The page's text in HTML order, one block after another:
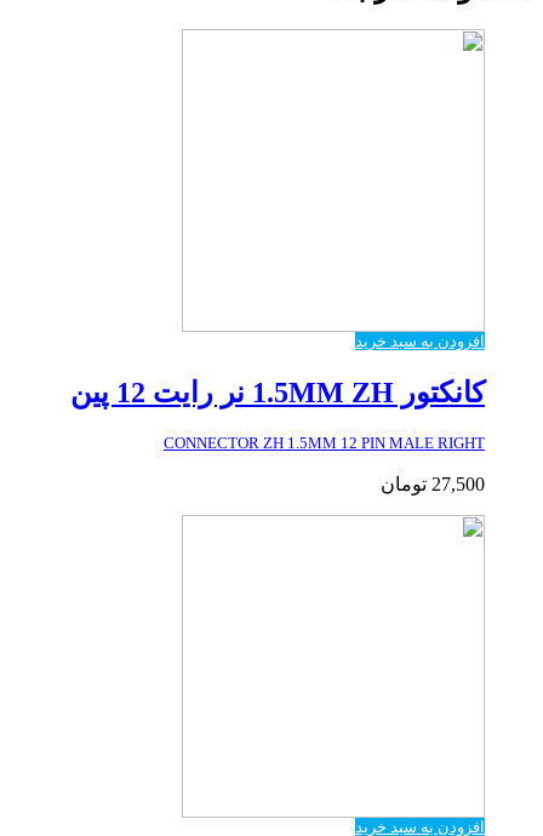
افزودن به سبد خرید
کانکتور 1.5MM ZH نر رایت 12 پین
CONNECTOR ZH 1.5MM 12 PIN MALE RIGHT
27,500 تومان
افزودن به سبد خرید